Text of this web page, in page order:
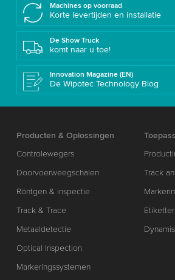
Machines op voorraad
Korte levertijden en installatie
De Show Truck
komt naar u toe!
Innovation Magazine (EN)
De Wipotec Technology Blog
Producten & Oplossingen
Controlewegers
Doorvoerweegschalen
Röntgen & inspectie
Track & Trace
Metaaldetectie
Optical Inspection
Markeringssystemen
Track